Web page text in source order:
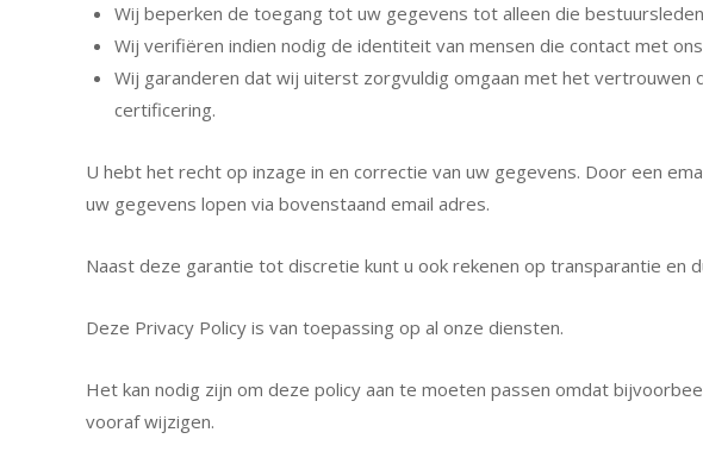
Wij beperken de toegang tot uw gegevens tot alleen die
Wij verifiëren indien nodig de identiteit van mensen die contact met
Wij garanderen dat wij uiterst zorgvuldig omgaan met het vertrouwen
certificering.
U hebt het recht op inzage in en correctie van uw gegevens. Door een
uw gegevens lopen via bovenstaand email adres.
Naast deze garantie tot discretie kunt u ook rekenen op transparantie en
Deze Privacy Policy is van toepassing op al onze diensten.
Het kan nodig zijn om deze policy aan te moeten passen omdat
vooraf wijzigen.